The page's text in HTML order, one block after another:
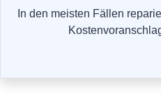
In den meisten Fällen